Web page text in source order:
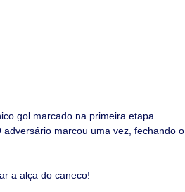
gol marcado na primeira etapa.
marcou uma vez, fechando o
a alça do caneco!